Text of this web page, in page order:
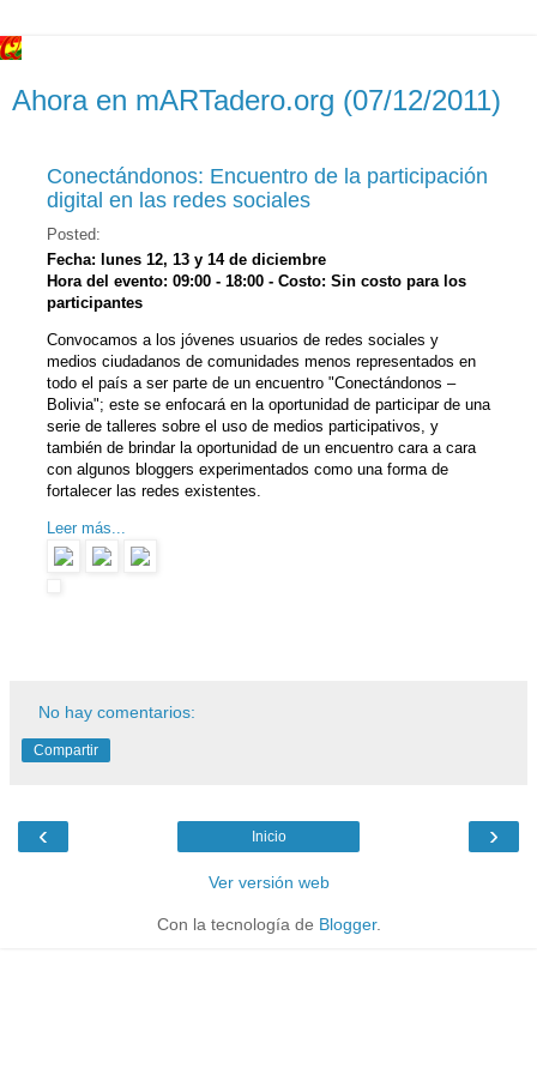
Ahora en mARTadero.org (07/12/2011)
Conectándonos: Encuentro de la participación
digital en las redes sociales
Posted:
Fecha: lunes 12, 13 y 14 de diciembre
Hora del evento: 09:00 - 18:00 - Costo: Sin costo para los
participantes
Convocamos a los jóvenes usuarios de redes sociales y
medios ciudadanos de comunidades menos representados en
todo el país a ser parte de un encuentro "Conectándonos –
Bolivia"; este se enfocará en la oportunidad de participar de una
serie de talleres sobre el uso de medios participativos, y
también de brindar la oportunidad de un encuentro cara a cara
con algunos bloggers experimentados como una forma de
fortalecer las redes existentes.
Leer más...
No hay comentarios:
Compartir
‹ ›
Inicio
Ver versión web
Con la tecnología de Blogger.